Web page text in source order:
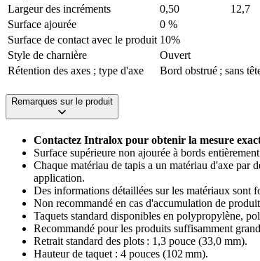
Largeur des incréments
0,50
12,7
Surface ajourée
0 %
Surface de contact avec le produit 10%
Style de charnière
Ouvert
Rétention des axes ; type d'axe
Bord obstrué ; sans
Remarques sur le produit
Contactez Intralox pour obtenir la mesure
Surface supérieure non ajourée à bords
Chaque matériau de tapis a un matériau d'axe
application.
Des informations détaillées sur les matériaux sont
Non recommandé en cas d'accumulation de
Taquets standard disponibles en polypropylène,
Recommandé pour les produits suffisamment
Retrait standard des plots : 1,3 pouce (33,0 mm).
Hauteur de taquet : 4 pouces (102 mm).